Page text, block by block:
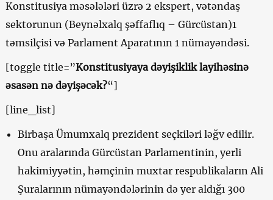
Konstitusiya məsələləri üzrə 2 ekspert, vətəndaş
sektorunun (Beynəlxalq şəffaflıq – Gürcüstan)1
təmsilçisi və Parlament Aparatının 1 nümayəndəsi.
[toggle title=”Konstitusiyaya dəyişiklik layihəsinə
əsasən nə dəyişəcək?“]
[line_list]
Birbaşa Ümumxalq prezident seçkiləri ləğv edilir.
Onu aralarında Gürcüstan Parlamentinin, yerli
hakimiyyətin, həmçinin muxtar respublikaların Ali
Şuralarının nümayəndələrinin də yer aldığı 300